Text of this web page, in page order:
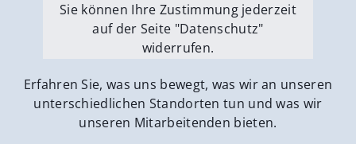
Sie können Ihre Zustimmung jederzeit
auf der Seite "Datenschutz"
widerrufen.
Externe Medien erlauben
Erfahren Sie, was uns bewegt, was wir an unseren
unterschiedlichen Standorten tun und was wir
unseren Mitarbeitenden bieten.